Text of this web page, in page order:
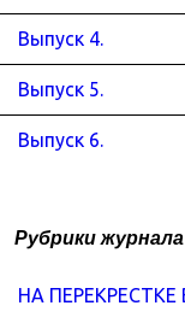
Выпуск 4.
Выпуск 5.
Выпуск 6.
Рубрики журнала
НА